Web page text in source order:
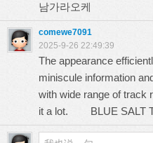
남가라오케
comewe7091
2025-9-26 22:49:39
The appearance
miniscule information
with wide range of track
it a lot. BLUE SALT